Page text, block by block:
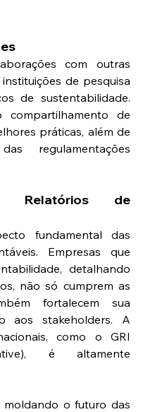
com outras
de pesquisa
de sustentabilidade.
compartilhamento de
práticas, além de
regulamentações
Relatórios de
fundamental das
Empresas que
detalhando
não só cumprem as
fortalecem sua
aos stakeholders. A
como o GRI
é altamente
moldando o futuro das